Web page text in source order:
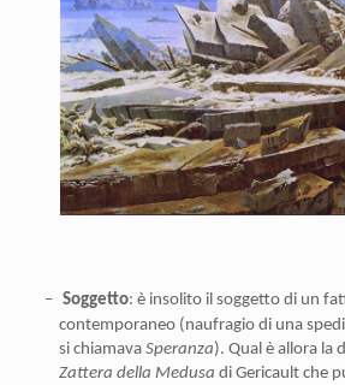
– Soggetto: è insolito il soggetto di un
contemporaneo (naufragio di una
si chiamava Speranza). Qual è allora la
Zattera della Medusa di Gericault che